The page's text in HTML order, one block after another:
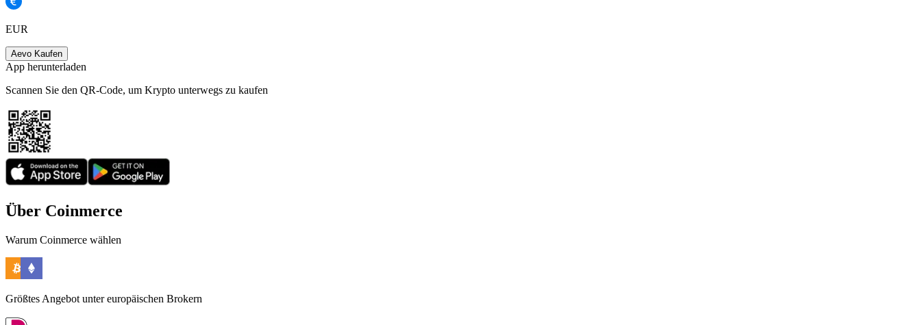
EUR
Aevo Kaufen
App herunterladen
Scannen Sie den QR-Code, um Krypto unterwegs zu kaufen
Über Coinmerce
Warum Coinmerce wählen
Größtes Angebot unter europäischen Brokern